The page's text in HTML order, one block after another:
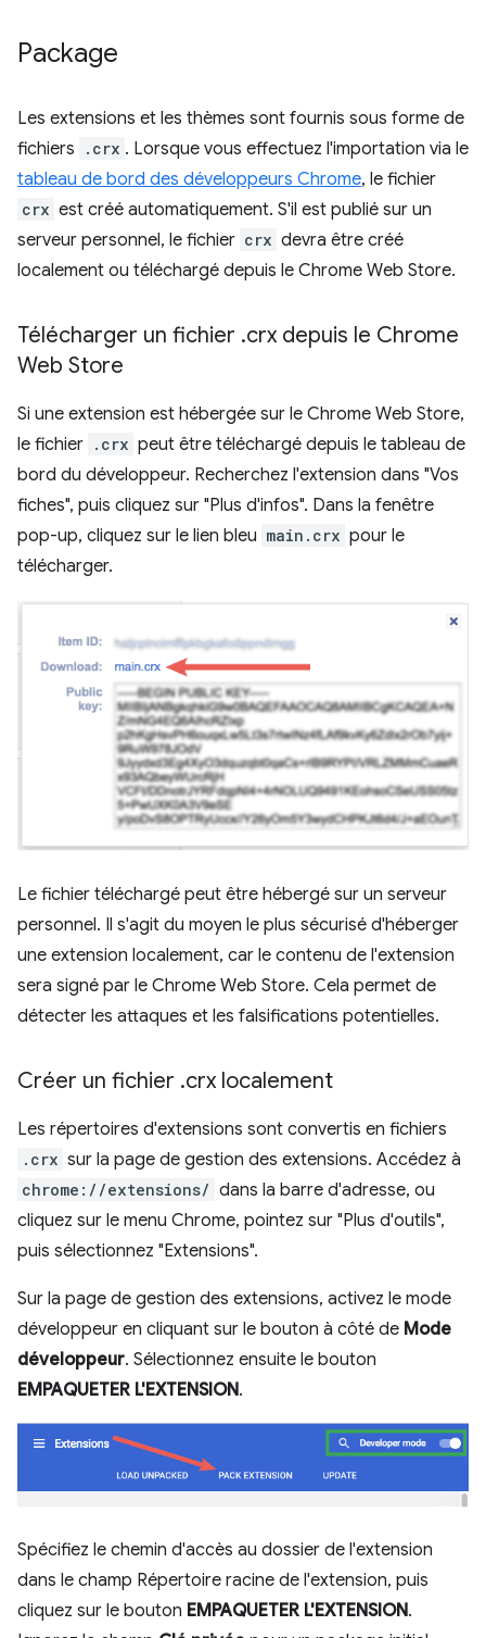
Package
Les extensions et les thèmes sont fournis sous forme de
fichiers
.crx . Lorsque vous effectuez l'importation via le
tableau de bord des développeurs Chrome, le fichier
crx est créé automatiquement. S'il est publié sur un
serveur personnel, le fichier crx devra être créé
localement ou téléchargé depuis le Chrome Web Store.
Télécharger un fichier .crx depuis le Chrome
Web Store
Si une extension est hébergée sur le Chrome Web Store,
le fichier .crx peut être téléchargé depuis le tableau de
bord du développeur. Recherchez l'extension dans "Vos
fiches", puis cliquez sur "Plus d'infos". Dans la fenêtre
pop-up, cliquez sur le lien bleu main.crx pour le
télécharger.
Le fichier téléchargé peut être hébergé sur un serveur
personnel. Il s'agit du moyen le plus sécurisé d'héberger
une extension localement, car le contenu de l'extension
sera signé par le Chrome Web Store. Cela permet de
détecter les attaques et les falsifications potentielles.
Créer un fichier .crx localement
Les répertoires d'extensions sont convertis en fichiers
.crx sur la page de gestion des extensions. Accédez à
chrome://extensions/ dans la barre d'adresse, ou
cliquez sur le menu Chrome, pointez sur "Plus d'outils",
puis sélectionnez "Extensions".
Sur la page de gestion des extensions, activez le mode
développeur en cliquant sur le bouton à côté de Mode
développeur. Sélectionnez ensuite le bouton
EMPAQUETER L'EXTENSION.
Spécifiez le chemin d'accès au dossier de l'extension
dans le champ Répertoire racine de l'extension, puis
cliquez sur le bouton EMPAQUETER L'EXTENSION.